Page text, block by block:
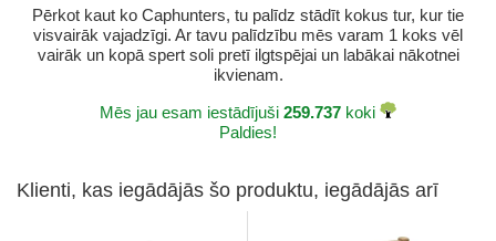
Pērkot kaut ko Caphunters, tu palīdz stādīt kokus tur, kur tie
visvairāk vajadzīgi. Ar tavu palīdzību mēs varam 1 koks vēl
vairāk un kopā spert soli pretī ilgtspējai un labākai nākotnei
ikvienam.
Mēs jau esam iestādījuši 259.737 koki
Paldies!
Klienti, kas iegādājās šo produktu, iegādājās arī